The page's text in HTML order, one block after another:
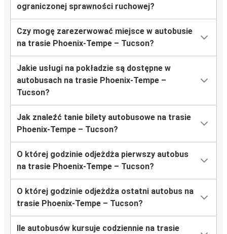
ograniczonej sprawności ruchowej?
Czy mogę zarezerwować miejsce w autobusie
na trasie Phoenix-Tempe – Tucson?
Jakie usługi na pokładzie są dostępne w
autobusach na trasie Phoenix-Tempe –
Tucson?
Jak znaleźć tanie bilety autobusowe na trasie
Phoenix-Tempe – Tucson?
O której godzinie odjeżdża pierwszy autobus
na trasie Phoenix-Tempe – Tucson?
O której godzinie odjeżdża ostatni autobus na
trasie Phoenix-Tempe – Tucson?
Ile autobusów kursuje codziennie na trasie